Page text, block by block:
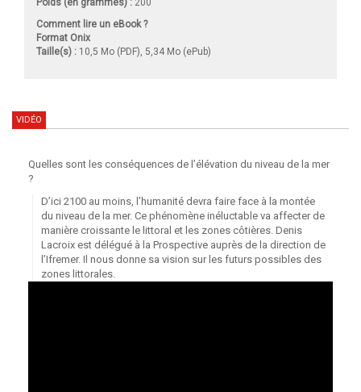
Comment lire un eBook ?
Format Onix
Taille(s) : 10,5 Mo (PDF), 5,34 Mo (ePub)
VIDÉO
Quelles sont les conséquences de l’élévation du niveau de la mer
?
D’ici 2100 au moins, l’humanité devra faire face à la montée
du niveau de la mer. Ce phénomène inéluctable va affecter de
manière croissante le littoral et les zones côtières. Denis
Lacroix est délégué à la Prospective auprès de la direction de
l’Ifremer. Il nous donne sa vision sur les futurs possibles des
zones littorales.